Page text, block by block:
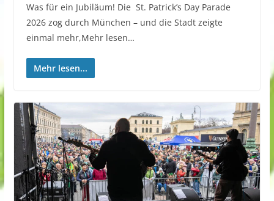
Was für ein Jubiläum! Die St. Patrick’s Day Parade
2026 zog durch München – und die Stadt zeigte
einmal mehr,Mehr lesen…
Mehr lesen...